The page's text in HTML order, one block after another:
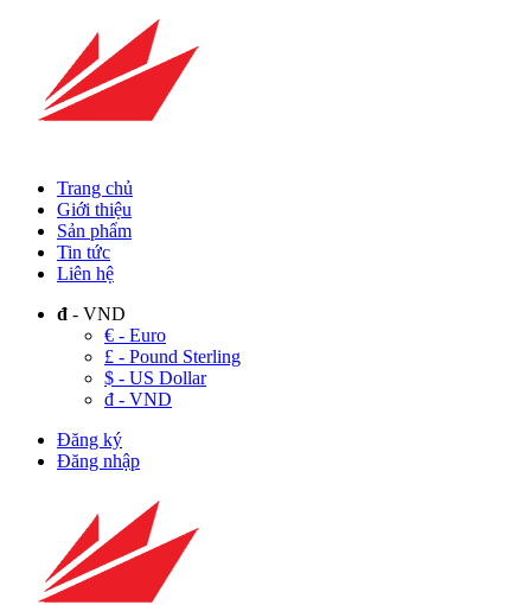
Trang chủ
Giới thiệu
Sản phẩm
Tin tức
Liên hệ
đ - VND
€ - Euro
£ - Pound Sterling
$ - US Dollar
đ - VND
Đăng ký
Đăng nhập